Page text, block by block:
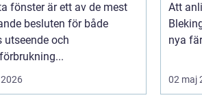
fönster är ett av de mest
besluten för både
utseende och
Att
nya
02 maj